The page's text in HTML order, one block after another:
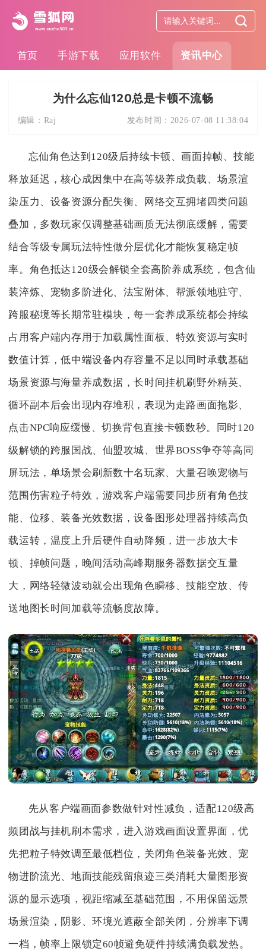
首页 手游下载 应用软件 资讯中心
为什么忘仙120总是卡顿不流畅
编辑： Raj 发布时间： 2026-07-08 11:38:04
忘仙角色达到120级后持续卡顿、画面掉帧、技能
释放延迟，核心成因集中在高等级养成负载、场景渲
染压力、设备资源分配失衡、网络交互拥堵四类问题
叠加，多数玩家仅调整基础画质无法彻底缓解，需要
结合等级专属玩法特性做分层优化才能恢复稳定帧
率。角色抵达120级会解锁全套高阶养成系统，包含仙
装淬炼、宠物多阶进化、法宝附体、帮派领地驻守、
跨服秘境等长期常驻模块，每一套养成系统都会持续
占用客户端内存用于加载属性面板、特效资源与实时
数值计算，低中端设备内存容量不足以同时承载基础
场景资源与海量养成数据，长时间挂机刷野外精英、
循环副本后会出现内存堆积，表现为走路画面拖影、
点击NPC响应缓慢、切换背包直接卡顿数秒。同时120
级解锁的跨服国战、仙盟攻城、世界BOSS争夺等高同
屏玩法，单场景会刷新数十名玩家、大量召唤宠物与
范围伤害粒子特效，游戏客户端需要同步所有角色技
能、位移、装备光效数据，设备图形处理器持续高负
载运转，温度上升后硬件自动降频，进一步放大卡
顿、掉帧问题，晚间活动高峰期服务器数据交互量
大，网络轻微波动就会出现角色瞬移、技能空放、传
送地图长时间加载等流畅度故障。
先从客户端画面参数做针对性减负，适配120级高
频团战与挂机刷本需求，进入游戏画面设置界面，优
先把粒子特效调至最低档位，关闭角色装备光效、宠
物进阶流光、地面技能残留痕迹三类消耗大量图形资
源的显示选项，视距缩减至基础范围，不用保留远景
场景渲染，阴影、环境光遮蔽全部关闭，分辨率下调
一档，帧率上限锁定60帧避免硬件持续满负载发热。